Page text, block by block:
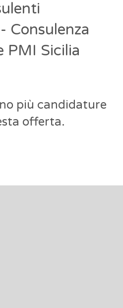
Consulenza
PMI Sicilia
più candidature
offerta.